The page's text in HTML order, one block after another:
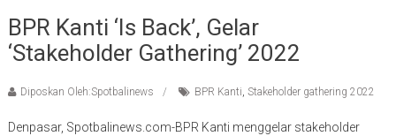
BPR Kanti ‘Is Back’, Gelar
‘Stakeholder Gathering’ 2022
Diposkan Oleh:Spotbalinews BPR Kanti, Stakeholder gathering 2022
Denpasar, Spotbalinews.com-BPR Kanti menggelar stakeholder